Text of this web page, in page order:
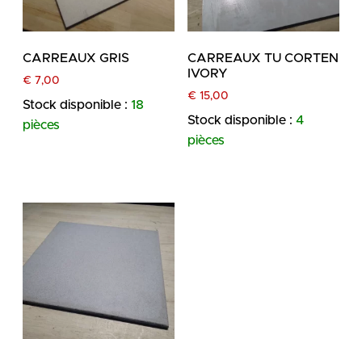
CARREAUX GRIS
€ 7,00
Stock disponible : 18
pièces
CARREAUX TU CORTEN
IVORY
€ 15,00
Stock disponible : 4
pièces